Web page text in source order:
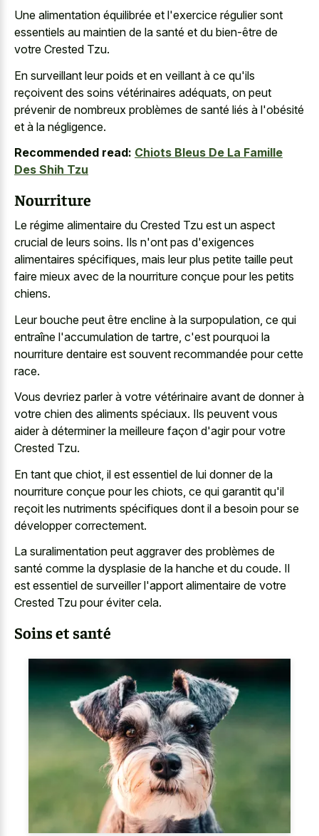
Une alimentation équilibrée et l'exercice régulier sont
essentiels au maintien de la santé et du bien-être de
votre Crested Tzu.
En surveillant leur poids et en veillant à ce qu'ils
reçoivent des soins vétérinaires adéquats, on peut
prévenir de nombreux problèmes de santé liés à l'obésité
et à la négligence.
Recommended read: Chiots Bleus De La Famille
Des Shih Tzu
Nourriture
Le régime alimentaire du Crested Tzu est un aspect
crucial de leurs soins. Ils n'ont pas d'exigences
alimentaires spécifiques, mais leur plus petite taille peut
faire mieux avec de la nourriture conçue pour les petits
chiens.
Leur bouche peut être encline à la surpopulation, ce qui
entraîne l'accumulation de tartre, c'est pourquoi la
nourriture dentaire est souvent recommandée pour cette
race.
Vous devriez parler à votre vétérinaire avant de donner à
votre chien des aliments spéciaux. Ils peuvent vous
aider à déterminer la meilleure façon d'agir pour votre
Crested Tzu.
En tant que chiot, il est essentiel de lui donner de la
nourriture conçue pour les chiots, ce qui garantit qu'il
reçoit les nutriments spécifiques dont il a besoin pour se
développer correctement.
La suralimentation peut aggraver des problèmes de
santé comme la dysplasie de la hanche et du coude. Il
est essentiel de surveiller l'apport alimentaire de votre
Crested Tzu pour éviter cela.
Soins et santé